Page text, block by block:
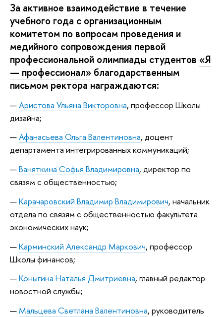
За активное взаимодействие в течение
учебного года с организационным
комитетом по вопросам проведения и
медийного сопровождения первой
профессиональной олимпиады студентов «Я
— профессионал» благодарственным
письмом ректора награждаются:
Аристова Ульяна Викторовна, профессор Школы
дизайна;
Афанасьева Ольга Валентиновна, доцент
департамента интегрированных коммуникаций;
Ваняткина Софья Владимировна, директор по
связям с общественностью;
Карачаровский Владимир Владимирович, начальник
отдела по связям с общественностью факультета
экономических наук;
Карминский Александр Маркович, профессор
Школы финансов;
Коныгина Наталья Дмитриевна, главный редактор
новостной службы;
Мальцева Светлана Валентиновна, руководитель